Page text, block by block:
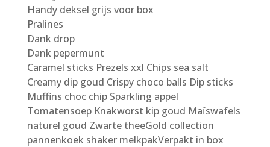
Handy deksel grijs voor box
Pralines
Dank drop
Dank pepermunt
Caramel sticks Prezels xxl Chips sea salt
Creamy dip goud Crispy choco balls Dip sticks
Muffins choc chip Sparkling appel
Tomatensoep Knakworst kip goud Maïswafels
naturel goud Zwarte theeGold collection
pannenkoek shaker melkpakVerpakt in box